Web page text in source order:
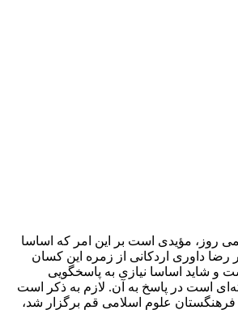
روز، مؤیدی است بر این امر که اساسا
رضا داوری اردکانی از زمره این کسان
و شاید اساسا نیازی به پاسخگویی
است در پاسخ به آن. لازم به ذکر است
علوم اسلامی قم برگزار شد،